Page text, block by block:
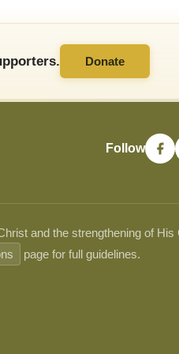
Donate
Follow
and the strengthening of His
page for full guidelines.